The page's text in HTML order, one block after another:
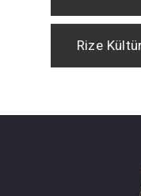
Rize